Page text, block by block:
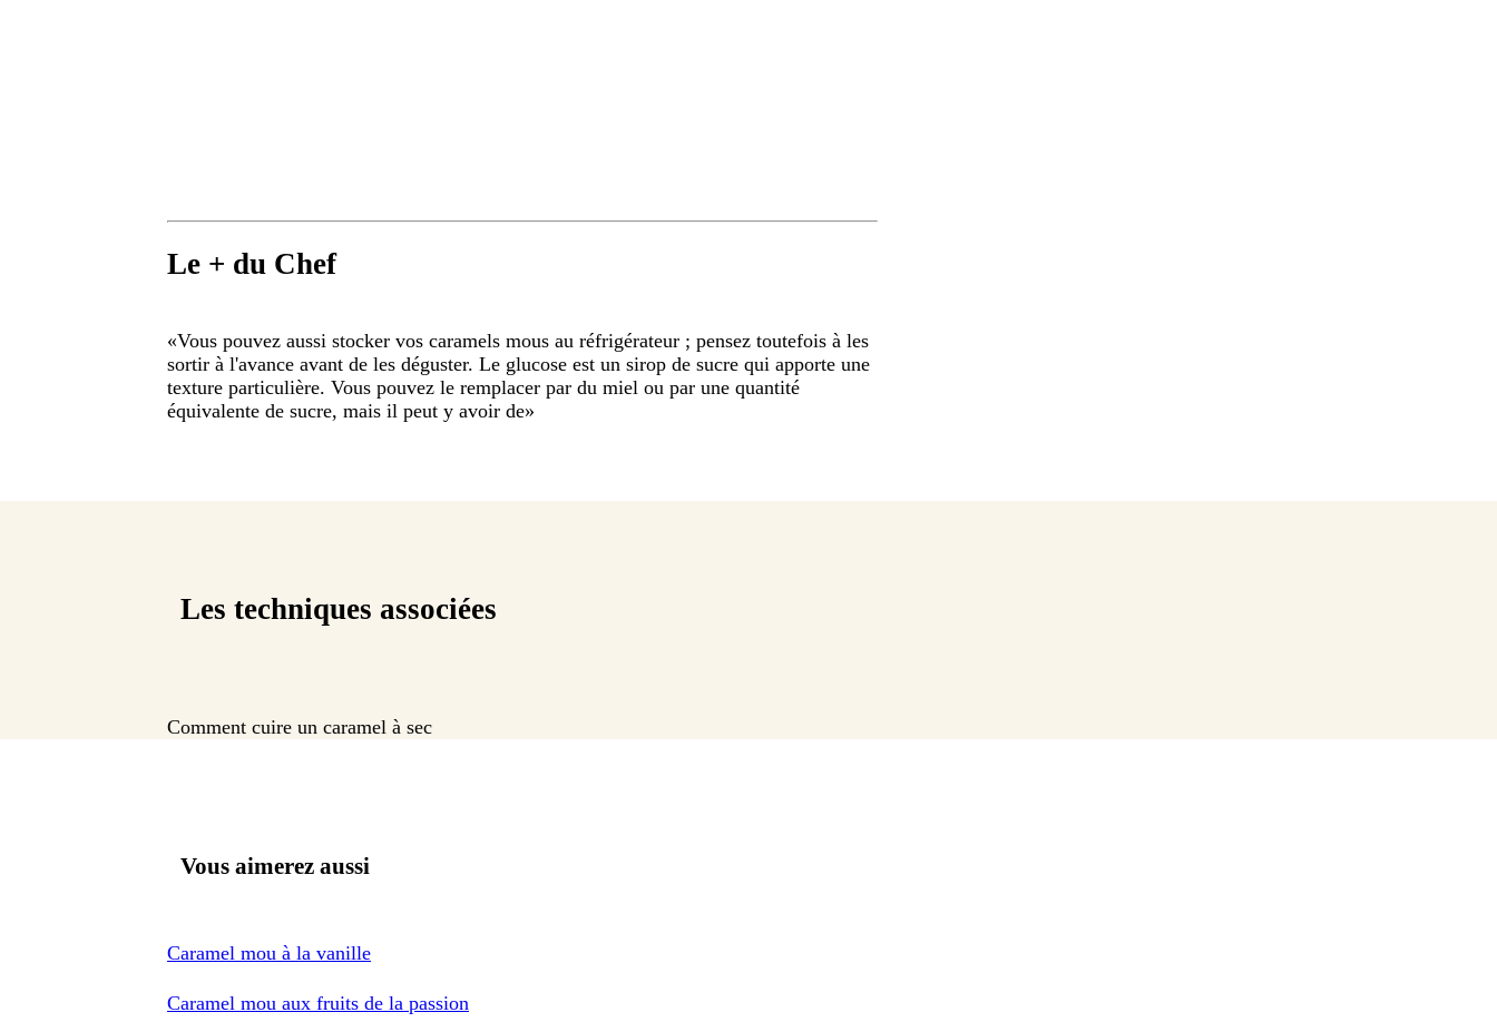
Le + du Chef
«Vous pouvez aussi stocker vos caramels mous au réfrigérateur ; pensez toutefois à les
sortir à l'avance avant de les déguster. Le glucose est un sirop de sucre qui apporte une
texture particulière. Vous pouvez le remplacer par du miel ou par une quantité
équivalente de sucre, mais il peut y avoir de»
Les techniques associées
Comment cuire un caramel à sec
Vous aimerez aussi
Caramel mou à la vanille
Caramel mou aux fruits de la passion